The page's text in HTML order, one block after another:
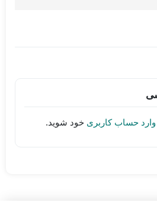
وارد حساب کاربری خود شوید.